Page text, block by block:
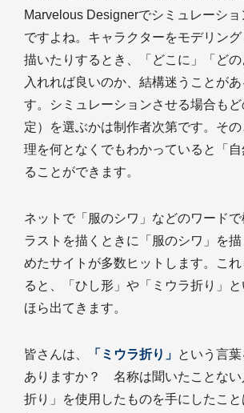
Marvelous Designerでシミュレーシ
ですよね。キャラクターをモデリン
描いたりするとき、「どこに」「ど
入れれば良いのか、結構迷うことがあ
す。シミュレーションさせる場合も
定）を選ぶかは制作者次第です。そ
理を何となくでもわかっていると「
ることができます。
ネットで「服のシワ」などのワード
ラストを描くときに「服のシワ」を
めたサイトが多数ヒットします。こ
ると、「ひし形」や「ミウラ折り」
ほら出てきます。
皆さんは、 「ミウラ折り」 という言
ありますか？ 名称は聞いたことない
折り」を使用したものを手にしたこと